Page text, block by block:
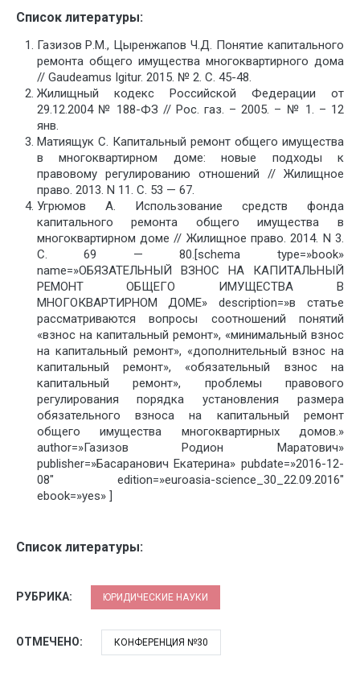
Список литературы:
Газизов Р.М., Цыренжапов Ч.Д. Понятие капитального
ремонта общего имущества многоквартирного дома
// Gaudeamus Igitur. 2015. № 2. С. 45-48.
Жилищный кодекс Российской Федерации от
29.12.2004 № 188-ФЗ // Рос. газ. – 2005. – № 1. – 12
янв.
Матиящук С. Капитальный ремонт общего имущества
в многоквартирном доме: новые подходы к
правовому регулированию отношений // Жилищное
право. 2013. N 11. С. 53 — 67.
Угрюмов А. Использование средств фонда
капитального ремонта общего имущества в
многоквартирном доме // Жилищное право. 2014. N 3.
С. 69 — 80.[schema type=»book»
name=»ОБЯЗАТЕЛЬНЫЙ ВЗНОС НА КАПИТАЛЬНЫЙ
РЕМОНТ ОБЩЕГО ИМУЩЕСТВА В
МНОГОКВАРТИРНОМ ДОМЕ» description=»в статье
рассматриваются вопросы соотношений понятий
«взнос на капитальный ремонт», «минимальный взнос
на капитальный ремонт», «дополнительный взнос на
капитальный ремонт», «обязательный взнос на
капитальный ремонт», проблемы правового
регулирования порядка установления размера
обязательного взноса на капитальный ремонт
общего имущества многоквартирных домов.»
author=»Газизов Родион Маратович»
publisher=»Басаранович Екатерина» pubdate=»2016-12-
08″ edition=»euroasia-science_30_22.09.2016″
ebook=»yes» ]
Список литературы:
РУБРИКА: ЮРИДИЧЕСКИЕ НАУКИ
ОТМЕЧЕНО: КОНФЕРЕНЦИЯ №30